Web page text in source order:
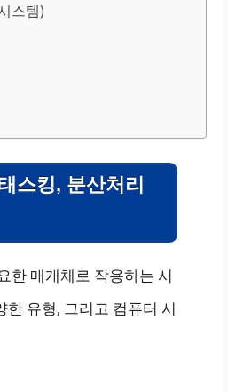
스템)
스킹, 분산처리
한 매개체로 작용하는 시
유형, 그리고 컴퓨터 시